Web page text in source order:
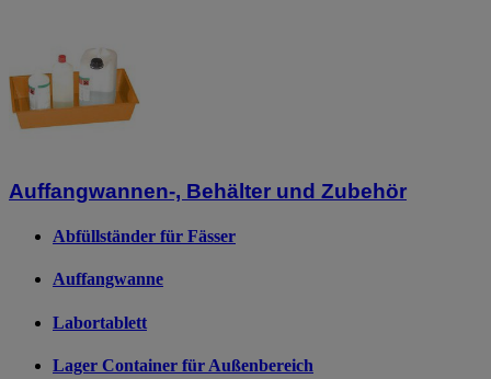
Auffangwannen-, Behälter und Zubehör
Abfüllständer für Fässer
Auffangwanne
Labortablett
Lager Container für Außenbereich